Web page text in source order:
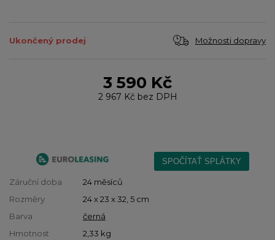
Ukončený prodej Možnosti dopravy
3 590 Kč
2 967 Kč bez DPH
Záruční doba
24 měsíců
Rozměry
24 x 23 x 32, 5 cm
Barva
černá
Hmotnost
2,33 kg